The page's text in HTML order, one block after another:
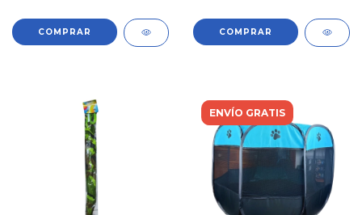
ENVÍO GRATIS